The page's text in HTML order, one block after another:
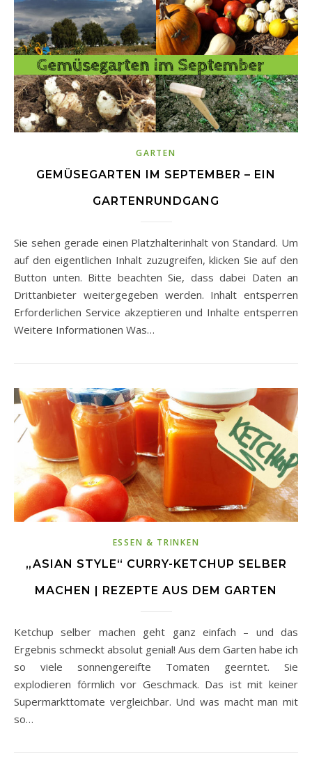
GARTEN
GEMÜSEGARTEN IM SEPTEMBER – EIN
GARTENRUNDGANG
Sie sehen gerade einen Platzhalterinhalt von Standard. Um
auf den eigentlichen Inhalt zuzugreifen, klicken Sie auf den
Button unten. Bitte beachten Sie, dass dabei Daten an
Drittanbieter weitergegeben werden. Inhalt entsperren
Erforderlichen Service akzeptieren und Inhalte entsperren
Weitere Informationen Was…
ESSEN & TRINKEN
„ASIAN STYLE“ CURRY-KETCHUP SELBER
MACHEN | REZEPTE AUS DEM GARTEN
Ketchup selber machen geht ganz einfach – und das
Ergebnis schmeckt absolut genial! Aus dem Garten habe ich
so viele sonnengereifte Tomaten geerntet. Sie
explodieren förmlich vor Geschmack. Das ist mit keiner
Supermarkttomate vergleichbar. Und was macht man mit
so…